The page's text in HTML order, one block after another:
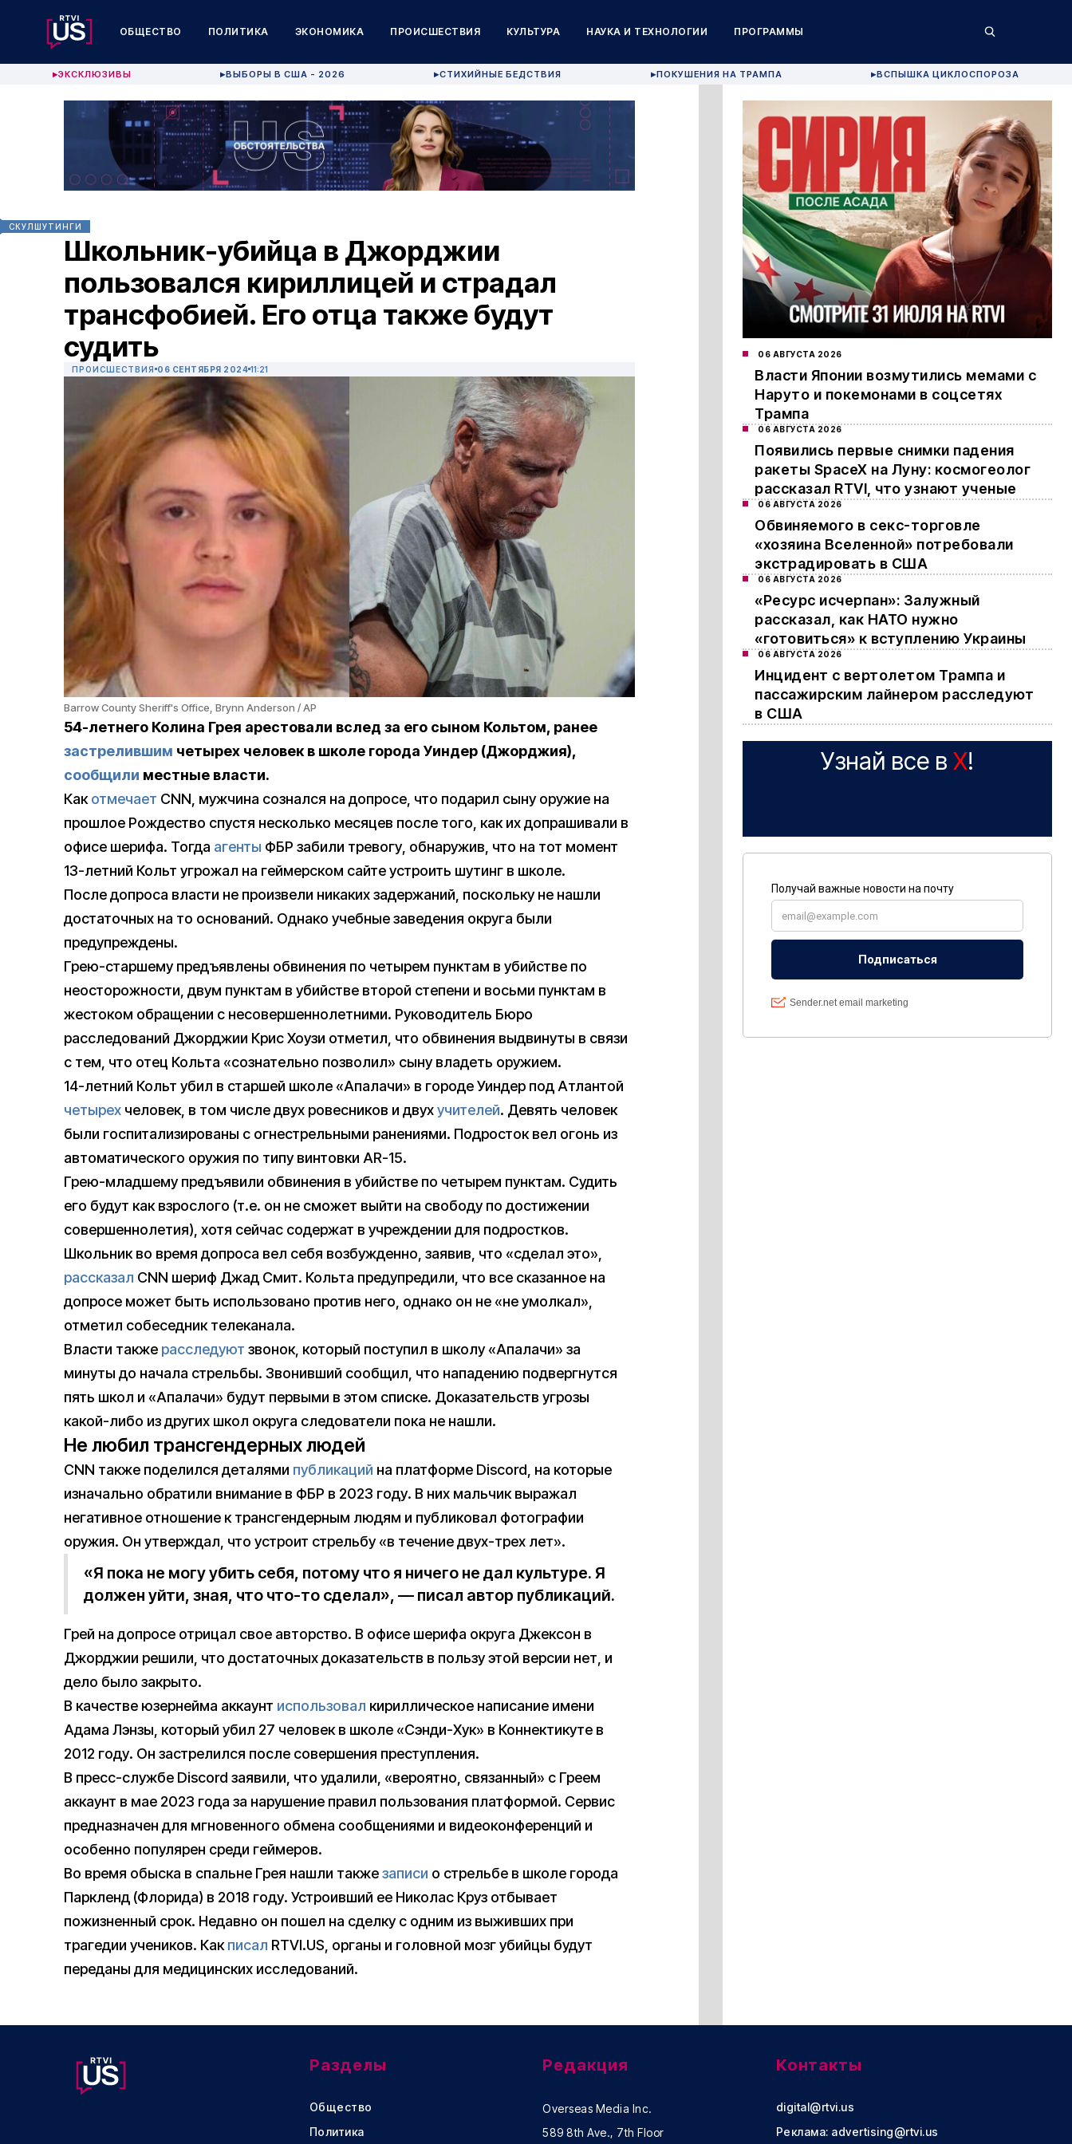
ОБЩЕСТВО ПОЛИТИКА ЭКОНОМИКА ПРОИСШЕСТВИЯ КУЛЬТУРА НАУКА И ТЕХНОЛОГИИ ПРОГРАММЫ
▶ЭКСКЛЮЗИВЫ ▶ВЫБОРЫ В США - 2026 ▶СТИХИЙНЫЕ БЕДСТВИЯ ▶ПОКУШЕНИЯ НА ТРАМПА ▶ВСПЫШКА ЦИКЛОСПОРОЗА
СКУЛШУТИНГИ
Школьник-убийца в Джорджии
пользовался кириллицей и страдал
трансфобией. Его отца также будут
судить
ПРОИСШЕСТВИЯ 06 СЕНТЯБРЯ 2024 11:21
Barrow County Sheriff's Office, Brynn Anderson / AP
54-летнего Колина Грея арестовали вслед за его сыном Кольтом, ранее
застрелившим четырех человек в школе города Уиндер (Джорджия),
сообщили местные власти.
Какотмечает CNN, мужчина сознался на допросе, что подарил сыну оружие на
прошлое Рождество спустя несколько месяцев после того, как их допрашивали в
офисе шерифа. Тогда агенты ФБР забили тревогу, обнаружив, что на тот момент
13-летний Кольт угрожал на геймерском сайте устроить шутинг в школе.
После допроса власти не произвели никаких задержаний, поскольку не нашли
достаточных на то оснований. Однако учебные заведения округа были
предупреждены.
Грею-старшему предъявлены обвинения по четырем пунктам в убийстве по
неосторожности, двум пунктам в убийстве второй степени и восьми пунктам в
жестоком обращении с несовершеннолетними. Руководитель Бюро
расследований Джорджии Крис Хоузи отметил, что обвинения выдвинуты в связи
с тем, что отец Кольта «сознательно позволил» сыну владеть оружием.
14-летний Кольт убил в старшей школе «Апалачи» в городе Уиндер под Атлантой
четырех человек, в том числе двух ровесников и двухучителей. Девять человек
были госпитализированы с огнестрельными ранениями. Подросток вел огонь из
автоматического оружия по типу винтовки AR-15.
Грею-младшему предъявили обвинения в убийстве по четырем пунктам. Судить
его будут как взрослого (т.е. он не сможет выйти на свободу по достижении
совершеннолетия), хотя сейчас содержат в учреждении для подростков.
Школьник во время допроса вел себя возбужденно, заявив, что «сделал это»,
рассказал CNN шериф Джад Смит. Кольта предупредили, что все сказанное на
допросе может быть использовано против него, однако он не «не умолкал»,
отметил собеседник телеканала.
Власти также расследуют звонок, который поступил в школу «Апалачи» за
минуты до начала стрельбы. Звонивший сообщил, что нападению подвергнутся
пять школ и «Апалачи» будут первыми в этом списке. Доказательств угрозы
какой-либо из других школ округа следователи пока не нашли.
Не любил трансгендерных людей
CNN также поделился деталями публикаций на платформе Discord, на которые
изначально обратили внимание в ФБР в 2023 году. В них мальчик выражал
негативное отношение к трансгендерным людям и публиковал фотографии
оружия. Он утверждал, что устроит стрельбу «в течение двух-трех лет».
«Я пока не могу убить себя, потому что я ничего не дал культуре. Я
должен уйти, зная, что что-то сделал», — писал автор публикаций.
Грей на допросе отрицал свое авторство. В офисе шерифа округа Джексон в
Джорджии решили, что достаточных доказательств в пользу этой версии нет, и
дело было закрыто.
В качестве юзернейма аккаунт использовал кириллическое написание имени
Адама Лэнзы, который убил 27 человек в школе «Сэнди-Хук» в Коннектикуте в
2012 году. Он застрелился после совершения преступления.
В пресс-службе Discord заявили, что удалили, «вероятно, связанный» с Греем
аккаунт в мае 2023 года за нарушение правил пользования платформой. Сервис
предназначен для мгновенного обмена сообщениями и видеоконференций и
особенно популярен среди геймеров.
Во время обыска в спальне Грея нашли такжезаписи о стрельбе в школе города
Паркленд (Флорида) в 2018 году. Устроивший ее Николас Круз отбывает
пожизненный срок. Недавно он пошел на сделку с одним из выживших при
трагедии учеников. Какписал RTVI.US, органы и головной мозг убийцы будут
переданы для медицинских исследований.
06 АВГУСТА 2026
Власти Японии возмутились мемами с
Наруто и покемонами в соцсетях
Трампа
06 АВГУСТА 2026
Появились первые снимки падения
ракеты SpaceX на Луну: космогеолог
рассказал RTVI, что узнают ученые
06 АВГУСТА 2026
Обвиняемого в секс-торговле
«хозяина Вселенной» потребовали
экстрадировать в США
06 АВГУСТА 2026
«Ресурс исчерпан»: Залужный
рассказал, как НАТО нужно
«готовиться» к вступлению Украины
06 АВГУСТА 2026
Инцидент с вертолетом Трампа и
пассажирским лайнером расследуют
в США
Узнай все в X!
Разделы
Общество
Политика
Редакция
Overseas Media Inc.
589 8th Ave., 7th Floor
Контакты
digital@rtvi.us
Реклама: advertising@rtvi.us